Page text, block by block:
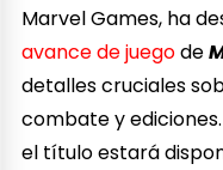
Marvel Games, ha
avance de juegode
detalles cruciales
combate y
el título estará